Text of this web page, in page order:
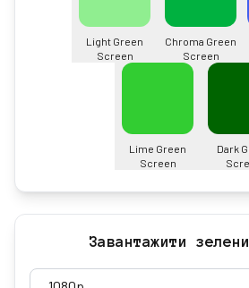
Light Green
Screen
Chroma Green
Screen
Lime Green
Screen
Dark
Завантажити